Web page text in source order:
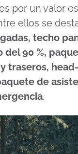
por un valor
ellos se
techo
90 %,
traseros,
de
.